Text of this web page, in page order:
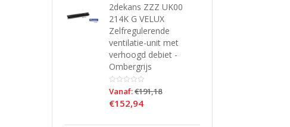
2dekans ZZZ UK00
214K G VELUX
Zelfregulerende
ventilatie-unit met
verhoogd debiet -
Ombergrijs
Vanaf:€191,18
€152,94